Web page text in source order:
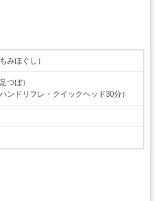
みほぐし）
つぼ）
ンドリフレ・クイックヘッド30分）